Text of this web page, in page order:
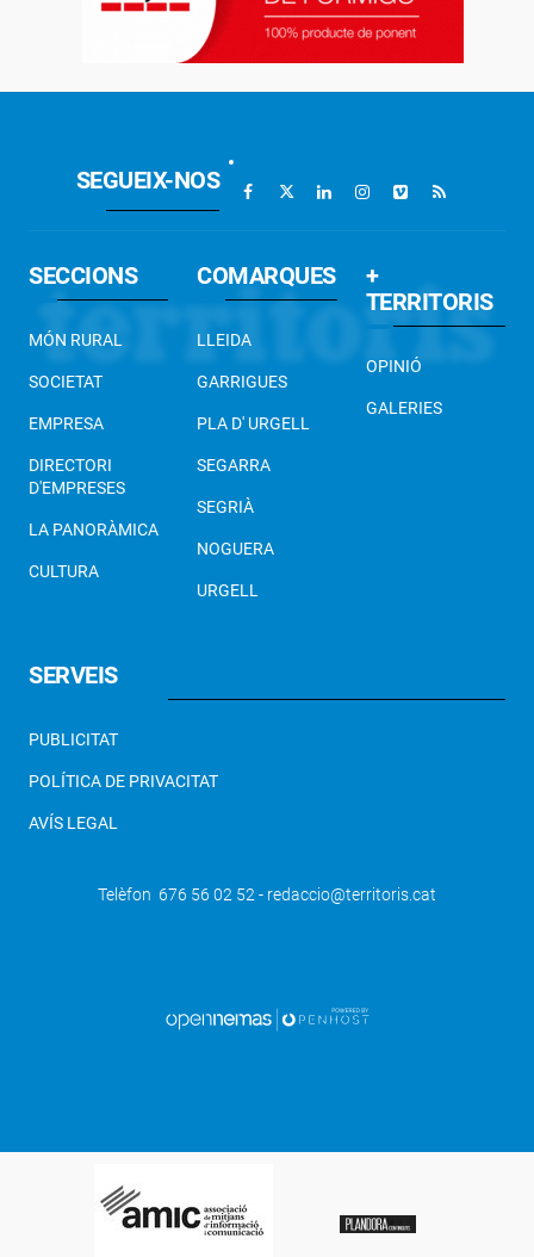
SEGUEIX-NOS
SECCIONS
MÓN RURAL
SOCIETAT
EMPRESA
DIRECTORI
D'EMPRESES
LA PANORÀMICA
CULTURA
COMARQUES
LLEIDA
GARRIGUES
PLA D' URGELL
SEGARRA
SEGRIÀ
NOGUERA
URGELL
+
TERRITORIS
OPINIÓ
GALERIES
SERVEIS
PUBLICITAT
POLÍTICA DE PRIVACITAT
AVÍS LEGAL
Telèfon 676 56 02 52 - redaccio@territoris.cat